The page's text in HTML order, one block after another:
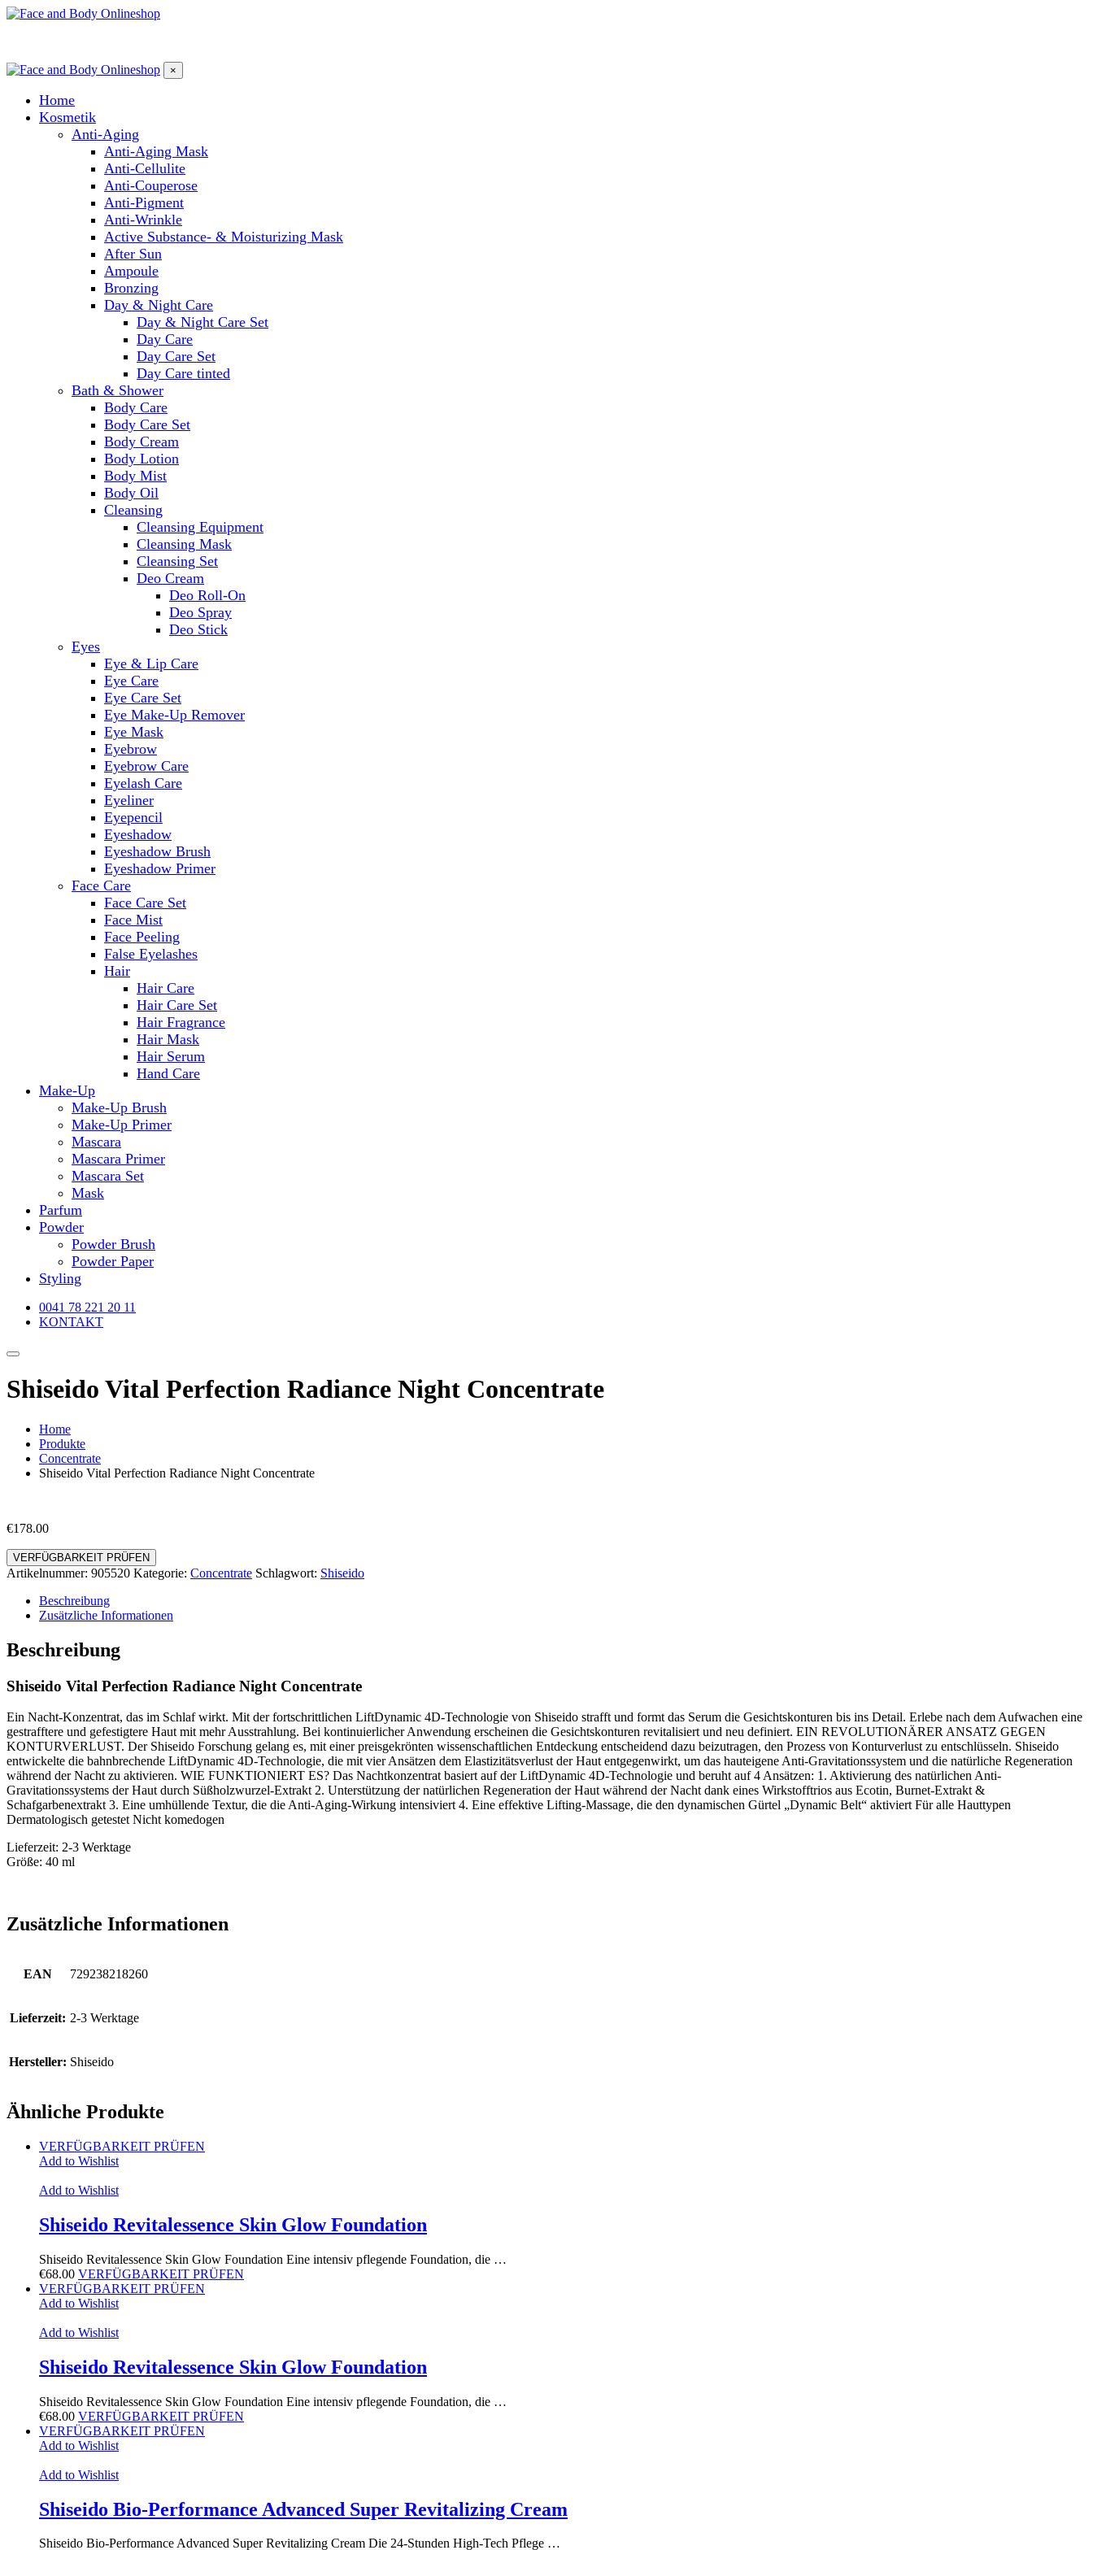
×
Home
Kosmetik
Anti-Aging
Anti-Aging Mask
Anti-Cellulite
Anti-Couperose
Anti-Pigment
Anti-Wrinkle
Active Substance- & Moisturizing Mask
After Sun
Ampoule
Bronzing
Day & Night Care
Day & Night Care Set
Day Care
Day Care Set
Day Care tinted
Bath & Shower
Body Care
Body Care Set
Body Cream
Body Lotion
Body Mist
Body Oil
Cleansing
Cleansing Equipment
Cleansing Mask
Cleansing Set
Deo Cream
Deo Roll-On
Deo Spray
Deo Stick
Eyes
Eye & Lip Care
Eye Care
Eye Care Set
Eye Make-Up Remover
Eye Mask
Eyebrow
Eyebrow Care
Eyelash Care
Eyeliner
Eyepencil
Eyeshadow
Eyeshadow Brush
Eyeshadow Primer
Face Care
Face Care Set
Face Mist
Face Peeling
False Eyelashes
Hair
Hair Care
Hair Care Set
Hair Fragrance
Hair Mask
Hair Serum
Hand Care
Make-Up
Make-Up Brush
Make-Up Primer
Mascara
Mascara Primer
Mascara Set
Mask
Parfum
Powder
Powder Brush
Powder Paper
Styling
0041 78 221 20 11
KONTAKT
Shiseido Vital Perfection Radiance Night Concentrate
Home
Produkte
Concentrate
Shiseido Vital Perfection Radiance Night Concentrate
€178.00
VERFÜGBARKEIT PRÜFEN
Artikelnummer: 905520 Kategorie: Concentrate Schlagwort: Shiseido
Beschreibung
Zusätzliche Informationen
Beschreibung
Shiseido Vital Perfection Radiance Night Concentrate
Ein Nacht-Konzentrat, das im Schlaf wirkt. Mit der fortschrittlichen LiftDynamic 4D-Technologie von Shiseido strafft und formt das Serum die Gesichtskonturen bis ins Detail. Erlebe nach dem Aufwachen eine
gestrafftere und gefestigtere Haut mit mehr Ausstrahlung. Bei kontinuierlicher Anwendung erscheinen die Gesichtskonturen revitalisiert und neu definiert. EIN REVOLUTIONÄRER ANSATZ GEGEN
KONTURVERLUST. Der Shiseido Forschung gelang es, mit einer preisgekrönten wissenschaftlichen Entdeckung entscheidend dazu beizutragen, den Prozess von Konturverlust zu entschlüsseln. Shiseido
entwickelte die bahnbrechende LiftDynamic 4D-Technologie, die mit vier Ansätzen dem Elastizitätsverlust der Haut entgegenwirkt, um das hauteigene Anti-Gravitationssystem und die natürliche Regeneration
während der Nacht zu aktivieren. WIE FUNKTIONIERT ES? Das Nachtkonzentrat basiert auf der LiftDynamic 4D-Technologie und beruht auf 4 Ansätzen: 1. Aktivierung des natürlichen Anti-
Gravitationssystems der Haut durch Süßholzwurzel-Extrakt 2. Unterstützung der natürlichen Regeneration der Haut während der Nacht dank eines Wirkstofftrios aus Ecotin, Burnet-Extrakt &
Schafgarbenextrakt 3. Eine umhüllende Textur, die die Anti-Aging-Wirkung intensiviert 4. Eine effektive Lifting-Massage, die den dynamischen Gürtel „Dynamic Belt“ aktiviert Für alle Hauttypen
Dermatologisch getestet Nicht komedogen
Lieferzeit: 2-3 Werktage
Größe: 40 ml
Zusätzliche Informationen
EAN 729238218260
Lieferzeit: 2-3 Werktage
Hersteller: Shiseido
Ähnliche Produkte
VERFÜGBARKEIT PRÜFEN
Add to Wishlist
Add to Wishlist
Shiseido Revitalessence Skin Glow Foundation
Shiseido Revitalessence Skin Glow Foundation Eine intensiv pflegende Foundation, die …
€68.00 VERFÜGBARKEIT PRÜFEN
VERFÜGBARKEIT PRÜFEN
Add to Wishlist
Add to Wishlist
Shiseido Revitalessence Skin Glow Foundation
Shiseido Revitalessence Skin Glow Foundation Eine intensiv pflegende Foundation, die …
€68.00 VERFÜGBARKEIT PRÜFEN
VERFÜGBARKEIT PRÜFEN
Add to Wishlist
Add to Wishlist
Shiseido Bio-Performance Advanced Super Revitalizing Cream
Shiseido Bio-Performance Advanced Super Revitalizing Cream Die 24-Stunden High-Tech Pflege …